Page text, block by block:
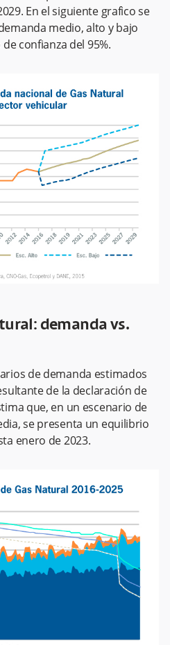
En el siguiente grafico se
medio, alto y bajo
confianza del 95%.
demanda vs.
de demanda estimados
de la declaración de
que, en un escenario de
se presenta un equilibrio
enero de 2023.